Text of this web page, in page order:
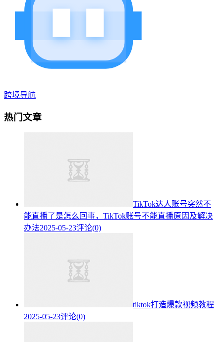
跨境导航
热门文章
TikTok达人账号突然不
能直播了是怎么回事，TikTok账号不能直播原因及解决
办法2025-05-23评论(0)
tiktok打造爆款视频教程
2025-05-23评论(0)